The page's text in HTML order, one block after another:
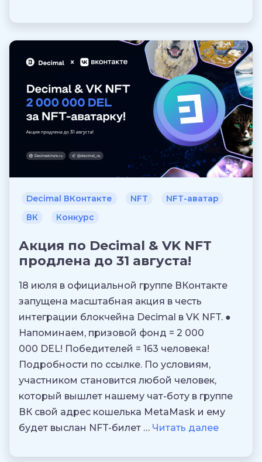
Decimal ВКонтакте NFT
NFT-аватар
ВК
Конкурс
Акция по Decimal & VK NFT
продлена до 31 августа!
18 июля в официальной группе ВКонтакте
запущена масштабная акция в честь
интеграции блокчейна Decimal в VK NFT. ●
Напоминаем, призовой фонд = 2 000
000 DEL! Победителей = 163 человека!
Подробности по ссылке. По условиям,
участником становится любой человек,
который вышлет нашему чат-боту в группе
ВК свой адрес кошелька MetaMask и ему
будет выслан NFT-билет … Читать далее